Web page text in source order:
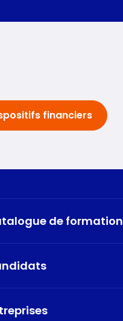
financiers
de formation